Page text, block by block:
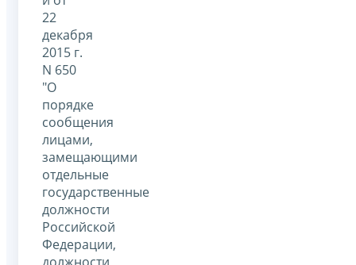
22
декабря
2015 г.
N 650
"О
порядке
сообщения
лицами,
замещающими
отдельные
государственные
должности
Российской
Федерации,
должности